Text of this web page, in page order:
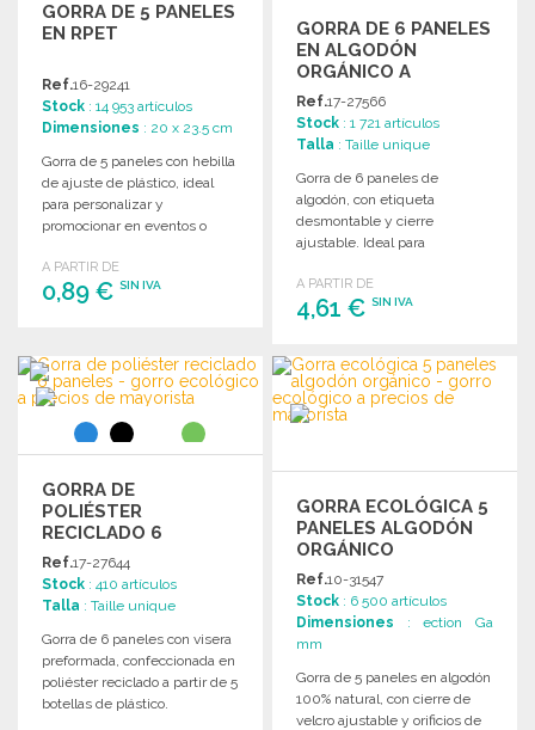
GORRA DE 5 PANELES
EN RPET
Ref.16-29241
Stock : 14 953 artículos
Dimensiones : 20 x 23.5 cm
Gorra de 5 paneles con hebilla
de ajuste de plástico, ideal
para personalizar y
promocionar en eventos o
A PARTIR DE
0,89 € SIN IVA
Solicitar un presupuesto
GORRA DE 6 PANELES
EN ALGODÓN
ORGÁNICO A
PRECIOS DE
MAYORISTA
Ref.17-27566
Stock : 1 721 artículos
Talla : Taille unique
Gorra de 6 paneles de
algodón, con etiqueta
desmontable y cierre
ajustable. Ideal para
marca.
A PARTIR DE
4,61 €SIN IVA
PEDIR
Solicitar un presupuesto
GORRA DE
POLIÉSTER
RECICLADO 6
PANELES A PRECIOS
DE MAYORISTA
Ref.17-27644
Stock : 410 artículos
Talla : Taille unique
Gorra de 6 paneles con visera
preformada, confeccionada en
poliéster reciclado a partir de 5
botellas de plástico.
GORRA ECOLÓGICA 5
PANELES ALGODÓN
ORGÁNICO
Ref.10-31547
Stock : 6 500 artículos
Dimensiones : ection Ga
mm
Gorra de 5 paneles en algodón
100% natural, con cierre de
velcro ajustable y orificios de